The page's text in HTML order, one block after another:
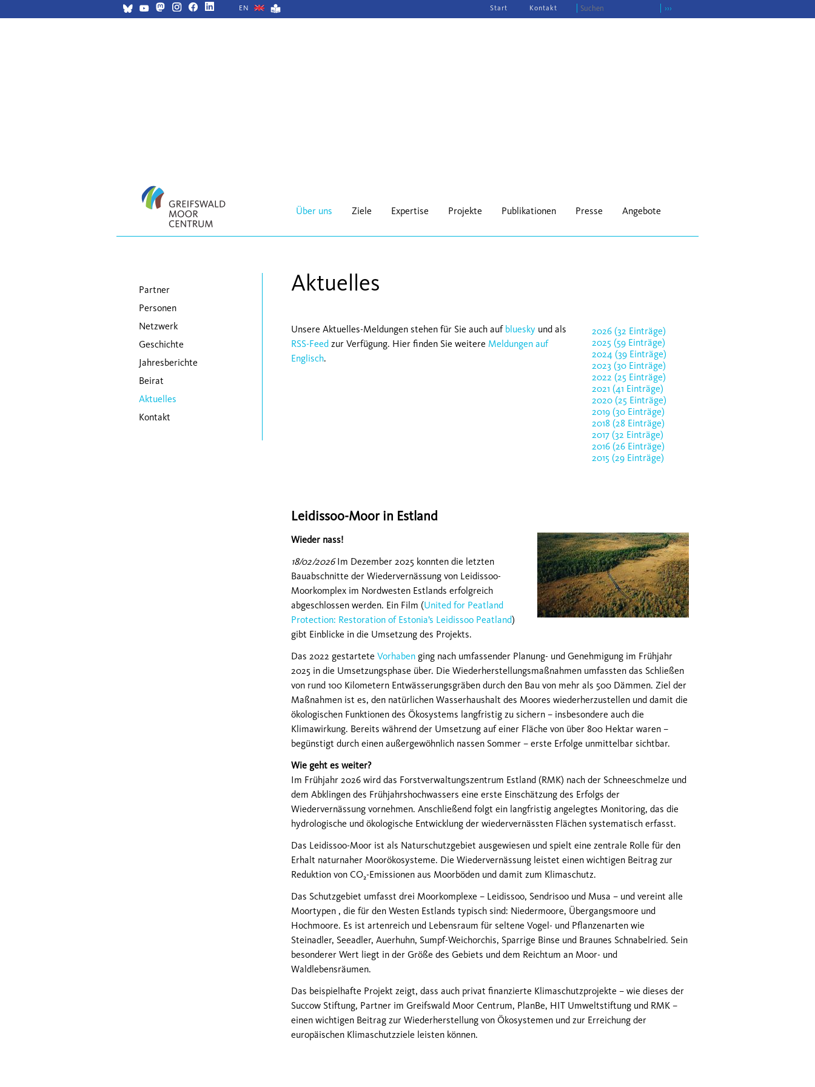
EN ›››
Navigation
überspringen
Start Kontakt
Navigation
überspringen
Über uns Ziele Expertise Projekte Publikationen Presse Angebote
Aktuelles
Unsere Aktuelles-Meldungen stehen für Sie auch auf bluesky und als
RSS-Feed zur Verfügung. Hier finden Sie weitere Meldungen auf
Englisch.
2026 (32 Einträge)
2025 (59 Einträge)
2024 (39 Einträge)
2023 (30 Einträge)
2022 (25 Einträge)
2021 (41 Einträge)
2020 (25 Einträge)
2019 (30 Einträge)
2018 (28 Einträge)
2017 (32 Einträge)
2016 (26 Einträge)
2015 (29 Einträge)
Leidissoo-Moor in Estland
Wieder nass!
18/02/2026Im Dezember 2025 konnten die letzten
Bauabschnitte der Wiedervernässung von Leidissoo-
Moorkomplex im Nordwesten Estlands erfolgreich
abgeschlossen werden. Ein Film (United for Peatland
Protection: Restoration of Estonia’s Leidissoo Peatland)
gibt Einblicke in die Umsetzung des Projekts.
Das 2022 gestartete Vorhaben ging nach umfassender Planung- und Genehmigung im Frühjahr
2025 in die Umsetzungsphase über. Die Wiederherstellungsmaßnahmen umfassten das Schließen
von rund 100 Kilometern Entwässerungsgräben durch den Bau von mehr als 500 Dämmen. Ziel der
Maßnahmen ist es, den natürlichen Wasserhaushalt des Moores wiederherzustellen und damit die
ökologischen Funktionen des Ökosystems langfristig zu sichern – insbesondere auch die
Klimawirkung. Bereits während der Umsetzung auf einer Fläche von über 800 Hektar waren –
begünstigt durch einen außergewöhnlich nassen Sommer – erste Erfolge unmittelbar sichtbar.
Wie geht es weiter?
Im Frühjahr 2026 wird das Forstverwaltungszentrum Estland (RMK) nach der Schneeschmelze und
dem Abklingen des Frühjahrshochwassers eine erste Einschätzung des Erfolgs der
Wiedervernässung vornehmen. Anschließend folgt ein langfristig angelegtes Monitoring, das die
hydrologische und ökologische Entwicklung der wiedervernässten Flächen systematisch erfasst.
Das Leidissoo-Moor ist als Naturschutzgebiet ausgewiesen und spielt eine zentrale Rolle für den
Erhalt naturnaher Moorökosysteme. Die Wiedervernässung leistet einen wichtigen Beitrag zur
Reduktion von CO₂-Emissionen aus Moorböden und damit zum Klimaschutz.
Das Schutzgebiet umfasst drei Moorkomplexe – Leidissoo, Sendrisoo und Musa – und vereint alle
Moortypen , die für den Westen Estlands typisch sind: Niedermoore, Übergangsmoore und
Hochmoore. Es ist artenreich und Lebensraum für seltene Vogel- und Pflanzenarten wie
Steinadler, Seeadler, Auerhuhn, Sumpf-Weichorchis, Sparrige Binse und Braunes Schnabelried. Sein
besonderer Wert liegt in der Größe des Gebiets und dem Reichtum an Moor- und
Waldlebensräumen.
Das beispielhafte Projekt zeigt, dass auch privat finanzierte Klimaschutzprojekte – wie dieses der
Succow Stiftung, Partner im Greifswald Moor Centrum, PlanBe, HIT Umweltstiftung und RMK –
einen wichtigen Beitrag zur Wiederherstellung von Ökosystemen und zur Erreichung der
europäischen Klimaschutzziele leisten können.
Navigation überspringen
Partner
Personen
Netzwerk
Geschichte
Jahresberichte
Beirat
Aktuelles
Kontakt